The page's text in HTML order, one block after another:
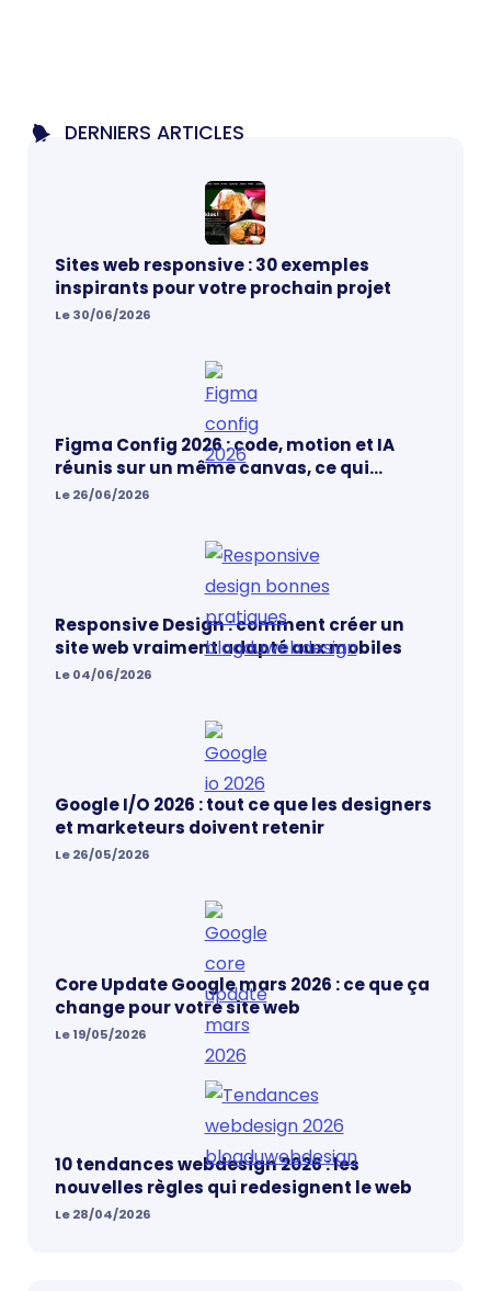
DERNIERS ARTICLES
Sites web responsive : 30 exemples
inspirants pour votre prochain projet
Le 30/06/2026
Figma Config 2026 : code, motion et IA
réunis sur un même canvas, ce qui
change vraiment pour les designers
Le 26/06/2026
Responsive Design : comment créer un
site web vraiment adapté aux mobiles
Le 04/06/2026
Google I/O 2026 : tout ce que les designers
et marketeurs doivent retenir
Le 26/05/2026
Core Update Google mars 2026 : ce que ça
change pour votre site web
Le 19/05/2026
10 tendances webdesign 2026 : les
nouvelles règles qui redesignent le web
Le 28/04/2026